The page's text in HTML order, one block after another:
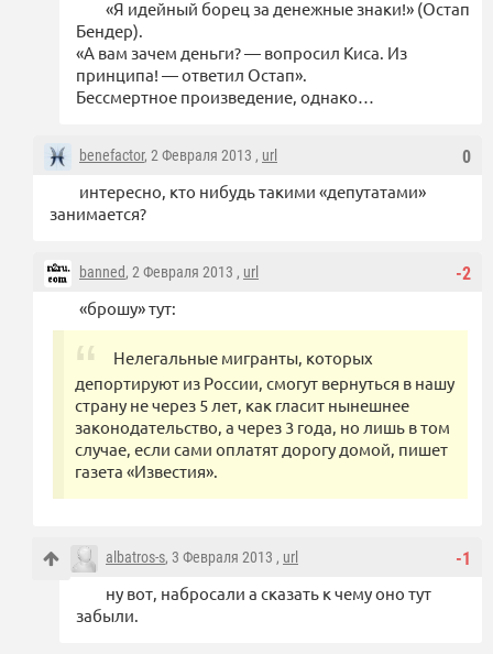
«Я идейный борец за денежные знаки!» (Остап
Бендер).
«А вам зачем деньги? — вопросил Киса. Из
принципа! — ответил Остап».
Бессмертное произведение, однако…
0
benefactor, 2 Февраля 2013 , url
интересно, кто нибудь такими «депутатами»
занимается?
-2
banned, 2 Февраля 2013 , url
«брошу» тут:
Нелегальные мигранты, которых
депортируют из России, смогут вернуться в нашу
страну не через 5 лет, как гласит нынешнее
законодательство, а через 3 года, но лишь в том
случае, если сами оплатят дорогу домой, пишет
газета «Известия».
-1
albatros-s, 3 Февраля 2013 , url
ну вот, набросали а сказать к чему оно тут
забыли.